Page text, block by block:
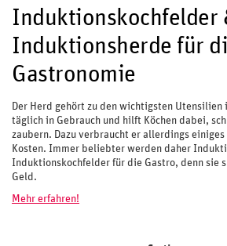
Induktionskochfelder
Induktionsherde für
Gastronomie
Der Herd gehört zu den wichtigsten Utensilien
täglich in Gebrauch und hilft Köchen dabei,
zaubern. Dazu verbraucht er allerdings
Kosten. Immer beliebter werden daher
Induktionskochfelder für die Gastro, denn sie
Geld.
Mehr erfahren!